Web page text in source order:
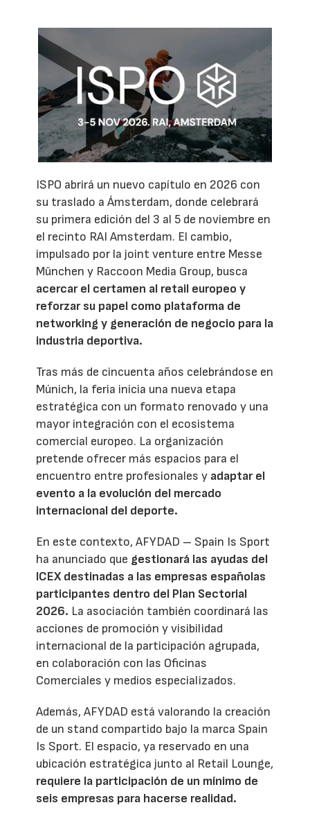
ISPO abrirá un nuevo capítulo en 2026 con
su traslado a Ámsterdam, donde celebrará
su primera edición del 3 al 5 de noviembre en
el recinto RAI Amsterdam. El cambio,
impulsado por la joint venture entre Messe
München y Raccoon Media Group, busca
acercar el certamen al retail europeo y
reforzar su papel como plataforma de
networking y generación de negocio para la
industria deportiva.
Tras más de cincuenta años celebrándose en
Múnich, la feria inicia una nueva etapa
estratégica con un formato renovado y una
mayor integración con el ecosistema
comercial europeo. La organización
pretende ofrecer más espacios para el
encuentro entre profesionales y adaptar el
evento a la evolución del mercado
internacional del deporte.
En este contexto, AFYDAD – Spain Is Sport
ha anunciado que gestionará las ayudas del
ICEX destinadas a las empresas españolas
participantes dentro del Plan Sectorial
2026. La asociación también coordinará las
acciones de promoción y visibilidad
internacional de la participación agrupada,
en colaboración con las Oficinas
Comerciales y medios especializados.
Además, AFYDAD está valorando la creación
de un stand compartido bajo la marca Spain
Is Sport. El espacio, ya reservado en una
ubicación estratégica junto al Retail Lounge,
requiere la participación de un mínimo de
seis empresas para hacerse realidad.